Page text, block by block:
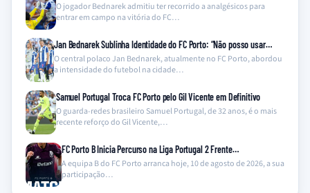
O jogador Bednarek admitiu ter recorrido a analgésicos para
entrar em campo na vitória do FC…
Jan Bednarek Sublinha Identidade do FC Porto: “Não posso usar…
O central polaco Jan Bednarek, atualmente no FC Porto, abordou
a intensidade do futebol na cidade…
Samuel Portugal Troca FC Porto pelo Gil Vicente em Definitivo
O guarda-redes brasileiro Samuel Portugal, de 32 anos, é o mais
recente reforço do Gil Vicente,…
FC Porto B Inicia Percurso na Liga Portugal 2 Frente…
A equipa B do FC Porto arranca hoje, 10 de agosto de 2026, a sua
participação…